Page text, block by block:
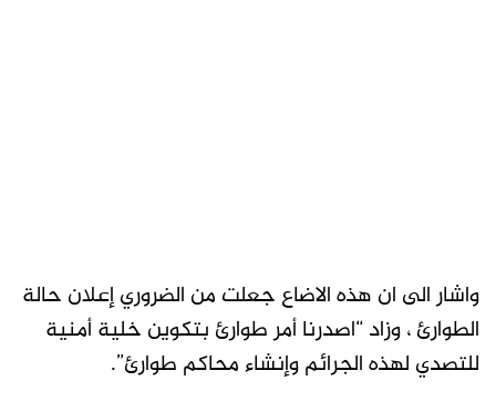
واشار الى ان هذه الاضاع جعلت من الضروري إعلان حالة
الطوارئ ، وزاد “اصدرنا أمر طوارئ بتكوين خلية أمنية
للتصدي لهذه الجرائم وإنشاء محاكم طوارئ”.